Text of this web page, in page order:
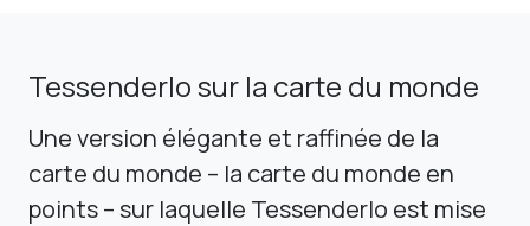
Tessenderlo sur la carte du monde
Une version élégante et raffinée de la
carte du monde – la carte du monde en
points – sur laquelle Tessenderlo est mise